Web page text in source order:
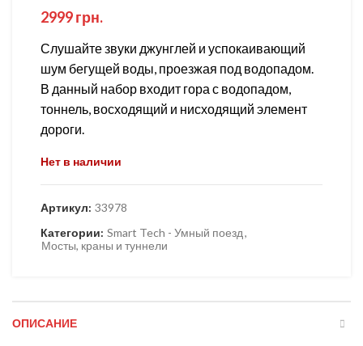
2999грн.
Слушайте звуки джунглей и успокаивающий
шум бегущей воды, проезжая под водопадом.
В данный набор входит гора с водопадом,
тоннель, восходящий и нисходящий элемент
дороги.
Нет в наличии
Артикул: 33978
Категории: Smart Tech - Умный поезд,
Мосты, краны и туннели
ОПИСАНИЕ